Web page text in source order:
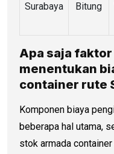
Surabaya Bitung
Apa saja
menentukan
container rute
Komponen biaya
beberapa hal utama,
stok armada container